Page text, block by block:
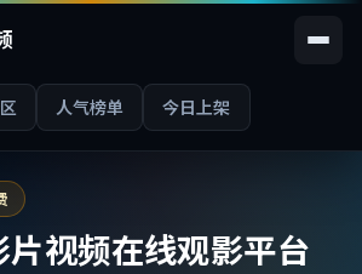
人气榜单 今日上架
片视频在线观影平台